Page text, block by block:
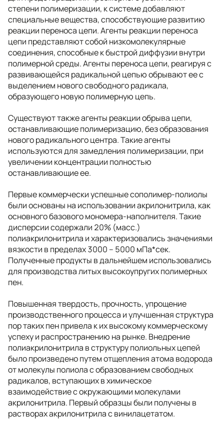
степени полимеризации, к системе добавляют
специальные вещества, способствующие развитию
реакции переноса цепи. Агенты реакции переноса
цепи представляют собой низкомолекулярные
соединения, способные к быстрой диффузии внутри
полимерной среды. Агенты переноса цепи, реагируя с
развивающейся радикальной цепью обрывают ее с
выделением нового свободного радикала,
образующего новую полимерную цепь.
Существуют также агенты реакции обрыва цепи,
останавливающие полимеризацию, без образования
нового радикального центра. Такие агенты
используются для замедления полимеризации, при
увеличении концентрации полностью
останавливающие ее.
Первые коммерчески успешные сополимер-полиолы
были основаны на использовании акрилонитрила, как
основного базового мономера-наполнителя. Такие
дисперсии содержали 20% (масс.)
полиакрилонитрила и характеризовались значениями
вязкости в пределах 3000 – 5000 мПа*сек.
Полученные продукты в дальнейшем использовались
для производства литых высокоупругих полимерных
пен.
Повышенная твердость, прочность, упрощение
производственного процесса и улучшенная структура
пор таких пен привела к их высокому коммерческому
успеху и распространению на рынке. Внедрение
полиакрилонитрила в структуру полиольных цепей
было произведено путем отщепления атома водорода
от молекулы полиола с образованием свободных
радикалов, вступающих в химическое
взаимодействие с окружающими молекулами
акрилонитрила. Первый образцы были получены в
растворах акрилонитрила с винилацетатом.